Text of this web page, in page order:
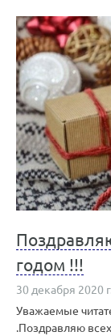
годом !!!
30 декабря 2020
Уважаемые
.Поздравляю